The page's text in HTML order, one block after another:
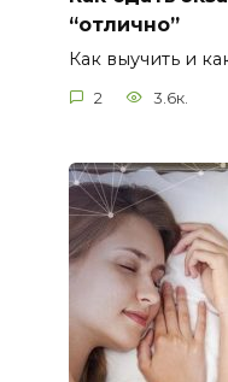
“отлично”
Как выучить и
2 3.6к.